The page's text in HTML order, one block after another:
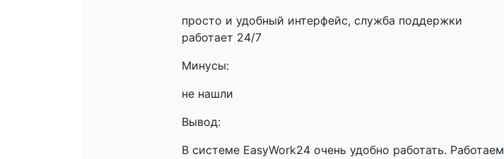
просто и удобный интерфейс, служба поддержки
работает 24/7
Минусы:
не нашли
Вывод:
В системе EasyWork24 очень удобно работать. Работаем